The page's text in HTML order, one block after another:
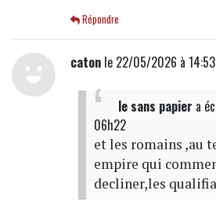
Répondre
catonle 22/05/2026 à 14:53
le sans papier a
06h22
et les romains ,au
empire qui
decliner,les